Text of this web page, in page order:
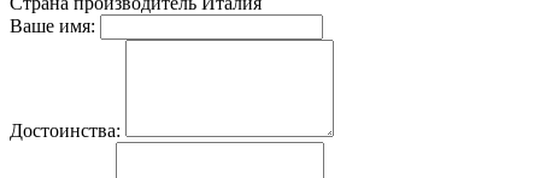
Ваше имя:
Достоинства: